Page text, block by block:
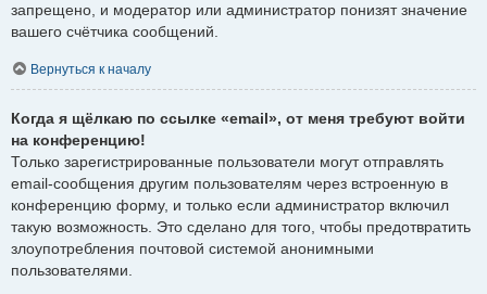
запрещено, и модератор или администратор понизят значение
вашего счётчика сообщений.
Вернуться к началу
Когда я щёлкаю по ссылке «email», от меня требуют войти
на конференцию!
Только зарегистрированные пользователи могут отправлять
email-сообщения другим пользователям через встроенную в
конференцию форму, и только если администратор включил
такую возможность. Это сделано для того, чтобы предотвратить
злоупотребления почтовой системой анонимными
пользователями.